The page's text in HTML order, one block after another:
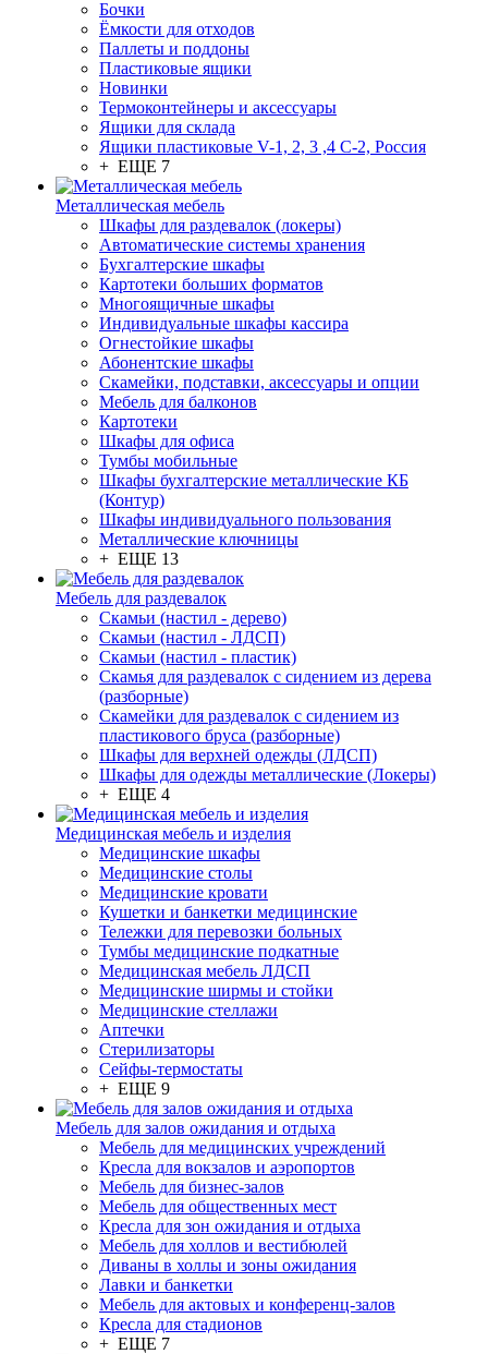
Бочки
Ёмкости для отходов
Паллеты и поддоны
Пластиковые ящики
Новинки
Термоконтейнеры и аксессуары
Ящики для склада
Ящики пластиковые V-1, 2, 3 ,4 С-2, Россия
+ ЕЩЕ 7
Металлическая мебель
Шкафы для раздевалок (локеры)
Автоматические системы хранения
Бухгалтерские шкафы
Картотеки больших форматов
Многоящичные шкафы
Индивидуальные шкафы кассира
Огнестойкие шкафы
Абонентские шкафы
Скамейки, подставки, аксессуары и опции
Мебель для балконов
Картотеки
Шкафы для офиса
Тумбы мобильные
Шкафы бухгалтерские металлические КБ
(Контур)
Шкафы индивидуального пользования
Металлические ключницы
+ ЕЩЕ 13
Мебель для раздевалок
Скамьи (настил - дерево)
Скамьи (настил - ЛДСП)
Скамьи (настил - пластик)
Скамья для раздевалок с сидением из дерева
(разборные)
Скамейки для раздевалок с сидением из
пластикового бруса (разборные)
Шкафы для верхней одежды (ЛДСП)
Шкафы для одежды металлические (Локеры)
+ ЕЩЕ 4
Медицинская мебель и изделия
Медицинские шкафы
Медицинские столы
Медицинские кровати
Кушетки и банкетки медицинские
Тележки для перевозки больных
Тумбы медицинские подкатные
Медицинская мебель ЛДСП
Медицинские ширмы и стойки
Медицинские стеллажи
Аптечки
Стерилизаторы
Сейфы-термостаты
+ ЕЩЕ 9
Мебель для залов ожидания и отдыха
Мебель для медицинских учреждений
Кресла для вокзалов и аэропортов
Мебель для бизнес-залов
Мебель для общественных мест
Кресла для зон ожидания и отдыха
Мебель для холлов и вестибюлей
Диваны в холлы и зоны ожидания
Лавки и банкетки
Мебель для актовых и конференц-залов
Кресла для стадионов
+ ЕЩЕ 7